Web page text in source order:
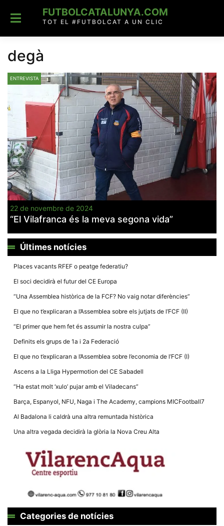
content
FUTBOLCATALUNYA.COM
TOT EL #FUTBOLCAT A UN CLIC
degà
ENTREVISTA
22 de novembre de 2024
“El Vilafranca és la meva segona vida”
Últimes notícies
Places vacants RFEF o peatge federatiu?
El soci decidirà el futur del CE Europa
“Una Assemblea històrica de la FCF? No vaig notar diferències”
El que no t’explicaran a l’Assemblea sobre els jutjats de l’FCF (II)
“El primer que hem fet és assumir la nostra culpa”
Definits els grups de 1a i 2a Federació
El que no t’explicaran a l’Assemblea sobre l’economia de l’FCF (I)
Ascens a la Lliga Hypermotion del CE Sabadell
“Ha estat molt ‘xulo’ pujar amb el Viladecans”
Barça, Espanyol, NFU, Naga i The Academy, campions MICFootball7
Al Badalona li caldrà una altra remuntada històrica
Una altra vegada decidirà la glòria la Nova Creu Alta
Categories de notícies
cookies no
opcionals,
necessàries
web.
Recopilem
dades
estadístiques
anònima d'ús
i la seva
estructura.
Experiència
d'usuari